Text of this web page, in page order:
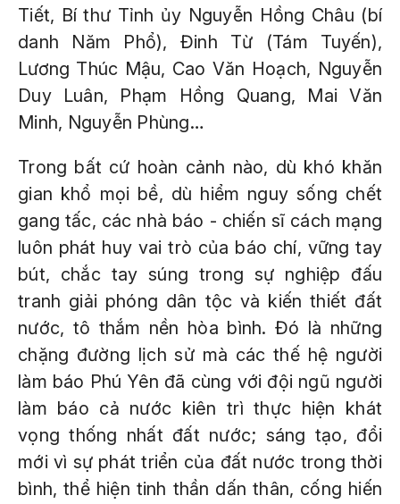
Tiết, Bí thư Tỉnh ủy Nguyễn Hồng Châu (bí
danh Năm Phổ), Đinh Từ (Tám Tuyến),
Lương Thúc Mậu, Cao Văn Hoạch, Nguyễn
Duy Luân, Phạm Hồng Quang, Mai Văn
Minh, Nguyễn Phùng…
Trong bất cứ hoàn cảnh nào, dù khó khăn
gian khổ mọi bề, dù hiểm nguy sống chết
gang tấc, các nhà báo - chiến sĩ cách mạng
luôn phát huy vai trò của báo chí, vững tay
bút, chắc tay súng trong sự nghiệp đấu
tranh giải phóng dân tộc và kiến thiết đất
nước, tô thắm nền hòa bình. Đó là những
chặng đường lịch sử mà các thế hệ người
làm báo Phú Yên đã cùng với đội ngũ người
làm báo cả nước kiên trì thực hiện khát
vọng thống nhất đất nước; sáng tạo, đổi
mới vì sự phát triển của đất nước trong thời
bình, thể hiện tinh thần dấn thân, cống hiến